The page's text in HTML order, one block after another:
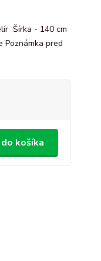
Šírka - 140 cm
pred
košíka